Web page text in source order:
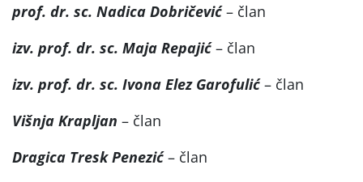
prof. dr. sc. Nadica Dobričević– član
izv. prof. dr. sc. Maja Repajić – član
izv. prof. dr. sc. Ivona Elez Garofulić– član
Višnja Krapljan – član
Dragica Tresk Penezić– član